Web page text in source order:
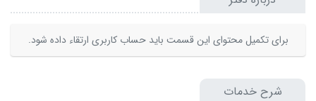
برای تکمیل محتوای این قسمت باید حساب کاربری ارتقاء داده شود.
شرح خدمات